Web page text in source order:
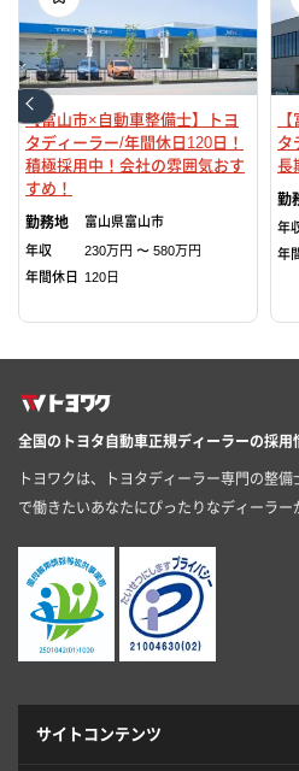
【富山市×自動車整備士】トヨ
タディーラー/年間休日120日！
積極採用中！会社の雰囲気おす
すめ！
富山県富山市
年収
230万円 〜 580万円
年間休日
120日
タ
長
年
年
全国のトヨタ自動車正規ディーラーの採用
トヨワクは、トヨタディーラー専門の整
で働きたいあなたにぴったりなディーラー
サイトコンテンツ